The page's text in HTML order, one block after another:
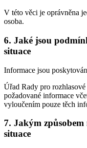
V této věci je oprávněna
osoba.
6. Jaké jsou
situace
Informace jsou
Úřad Rady pro
požadované informace
vyloučením pouze těch
7. Jakým
situace